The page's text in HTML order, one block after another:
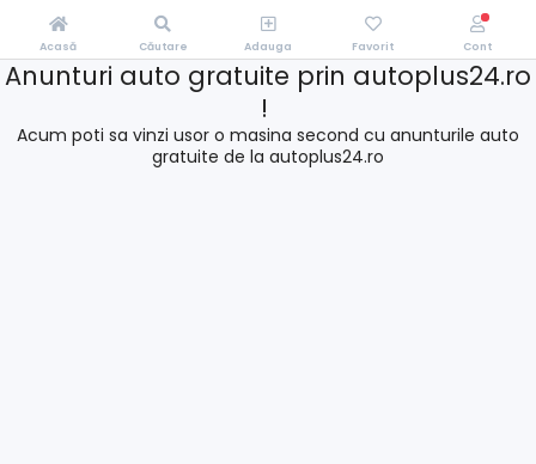
Anunturi auto gratuite prin autoplus24.ro
!
Acum poti sa vinzi usor o masina second cu anunturile auto
gratuite de la autoplus24.ro
Acasă Căutare Adauga Favorit Cont